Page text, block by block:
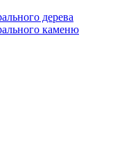
дерева
каменю